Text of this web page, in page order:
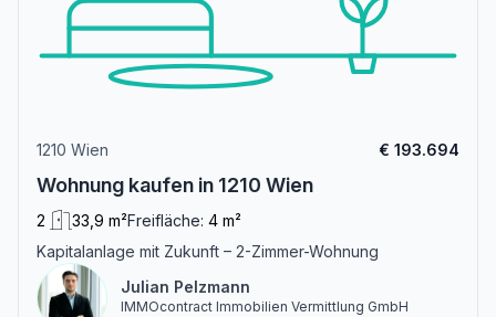
1210 Wien € 193.694
Wohnung kaufen in 1210 Wien
2 33,9 m²Freifläche: 4 m²
Kapitalanlage mit Zukunft – 2-Zimmer-Wohnung
Julian Pelzmann
IMMOcontract Immobilien Vermittlung GmbH